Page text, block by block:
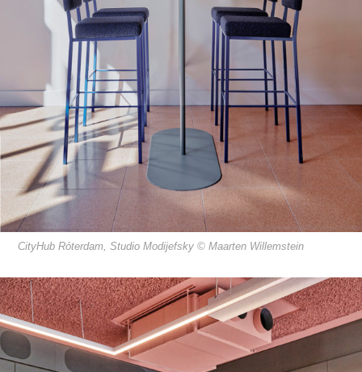
CityHub Róterdam, Studio Modijefsky © Maarten Willemstein